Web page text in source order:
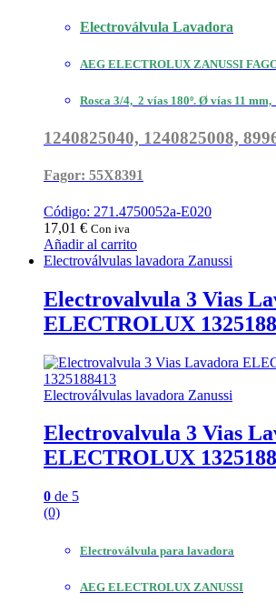
Electroválvula Lavadora
AEG ELECTROLUX ZANUSSI
Rosca 3/4, 2 vías 180º. Ø vías 11
1240825040, 1240825008,
Fagor: 55X8391
Código: 271.4750052a-E020
17,01 € Con iva
Añadir al carrito
Electroválvulas lavadora Zanussi
Electrovalvula 3 Vias
ELECTROLUX
Electroválvulas lavadora Zanussi
Electrovalvula 3 Vias
ELECTROLUX
0 de 5
(0)
Electroválvula para lavadora
AEG ELECTROLUX ZANUSSI